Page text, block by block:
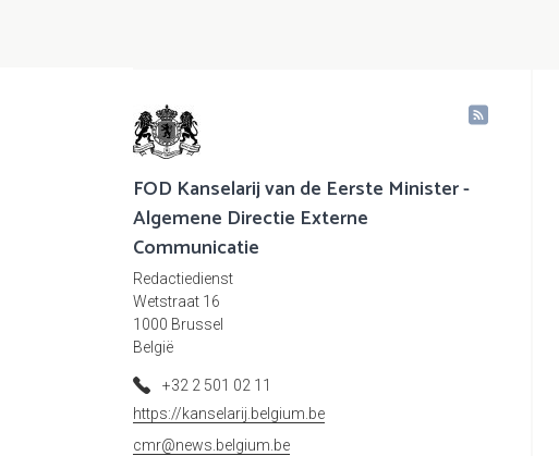
FOD Kanselarij van de Eerste Minister -
Algemene Directie Externe
Communicatie
Redactiedienst
Wetstraat 16
1000 Brussel
België
+32 2 501 02 11
https://kanselarij.belgium.be
cmr@news.belgium.be